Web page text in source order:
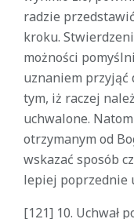
radzie
kroku.
możności
uznaniem przyjąć
tym, iż raczej
uchwalone.
otrzymanym od
wskazać sposób
lepiej poprzednie
[121] 10. Uchwał